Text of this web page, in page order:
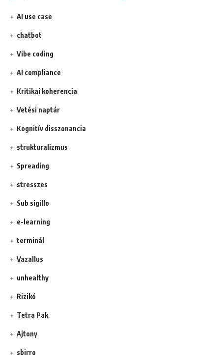
AI use case
chatbot
Vibe coding
AI compliance
Kritikai koherencia
Vetési naptár
Kognitív disszonancia
strukturalizmus
Spreading
stresszes
Sub sigillo
e-learning
terminál
Vazallus
unhealthy
Rizikó
Tetra Pak
Ajtony
sbirro